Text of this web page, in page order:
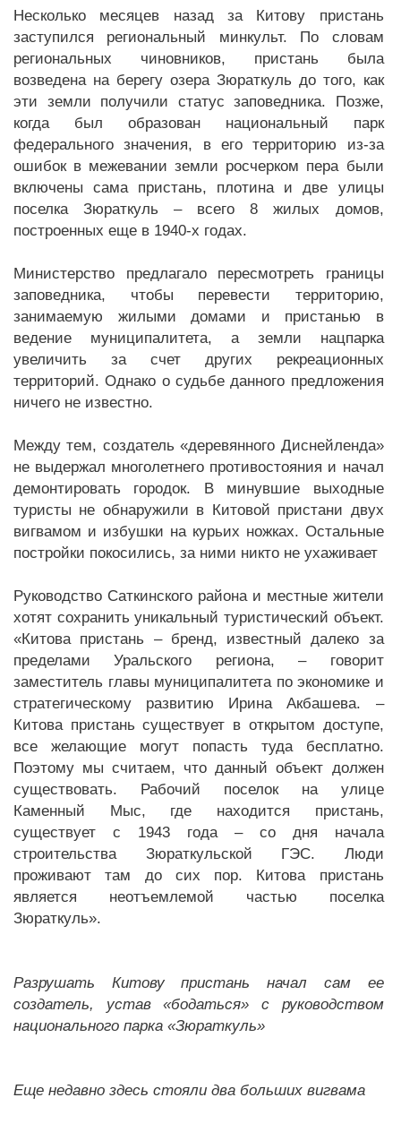
Несколько месяцев назад за Китову пристань
заступился региональный минкульт. По словам
региональных чиновников, пристань была
возведена на берегу озера Зюраткуль до того, как
эти земли получили статус заповедника. Позже,
когда был образован национальный парк
федерального значения, в его территорию из-за
ошибок в межевании земли росчерком пера были
включены сама пристань, плотина и две улицы
поселка Зюраткуль – всего 8 жилых домов,
построенных еще в 1940-х годах.
Министерство предлагало пересмотреть границы
заповедника, чтобы перевести территорию,
занимаемую жилыми домами и пристанью в
ведение муниципалитета, а земли нацпарка
увеличить за счет других рекреационных
территорий. Однако о судьбе данного предложения
ничего не известно.
Между тем, создатель «деревянного Диснейленда»
не выдержал многолетнего противостояния и начал
демонтировать городок. В минувшие выходные
туристы не обнаружили в Китовой пристани двух
вигвамом и избушки на курьих ножках. Остальные
постройки покосились, за ними никто не ухаживает
Руководство Саткинского района и местные жители
хотят сохранить уникальный туристический объект.
«Китова пристань – бренд, известный далеко за
пределами Уральского региона, – говорит
заместитель главы муниципалитета по экономике и
стратегическому развитию Ирина Акбашева. –
Китова пристань существует в открытом доступе,
все желающие могут попасть туда бесплатно.
Поэтому мы считаем, что данный объект должен
существовать. Рабочий поселок на улице
Каменный Мыс, где находится пристань,
существует с 1943 года – со дня начала
строительства Зюраткульской ГЭС. Люди
проживают там до сих пор. Китова пристань
является неотъемлемой частью поселка
Зюраткуль».
Разрушать Китову пристань начал сам ее
создатель, устав «бодаться» с руководством
национального парка «Зюраткуль»
Еще недавно здесь стояли два больших вигвама